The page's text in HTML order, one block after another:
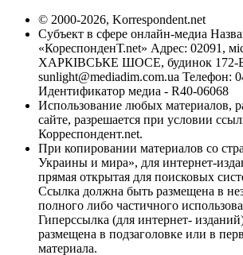
© 2000-2026, Korrespondent.net
Субъект в сфере онлайн-медиа
«КореспонденТ.net» Адрес: 02091,
ХАРКІВСЬКЕ ШОСЕ, будинок 172-Б,
sunlight@mediadim.com.ua Телефон:
Идентификатор медиа - R40-06068
Использование любых материалов,
сайте, разрешается при условии
Корреспондент.net.
При копировании материалов со
Украины и мира», для интернет-
прямая открытая для поисковых
Ссылка должна быть размещена в
полного либо частичного
Гиперссылка (для интернет-
размещена в подзаголовке или в
материала.